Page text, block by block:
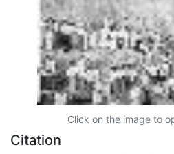
Click on the image to
Citation